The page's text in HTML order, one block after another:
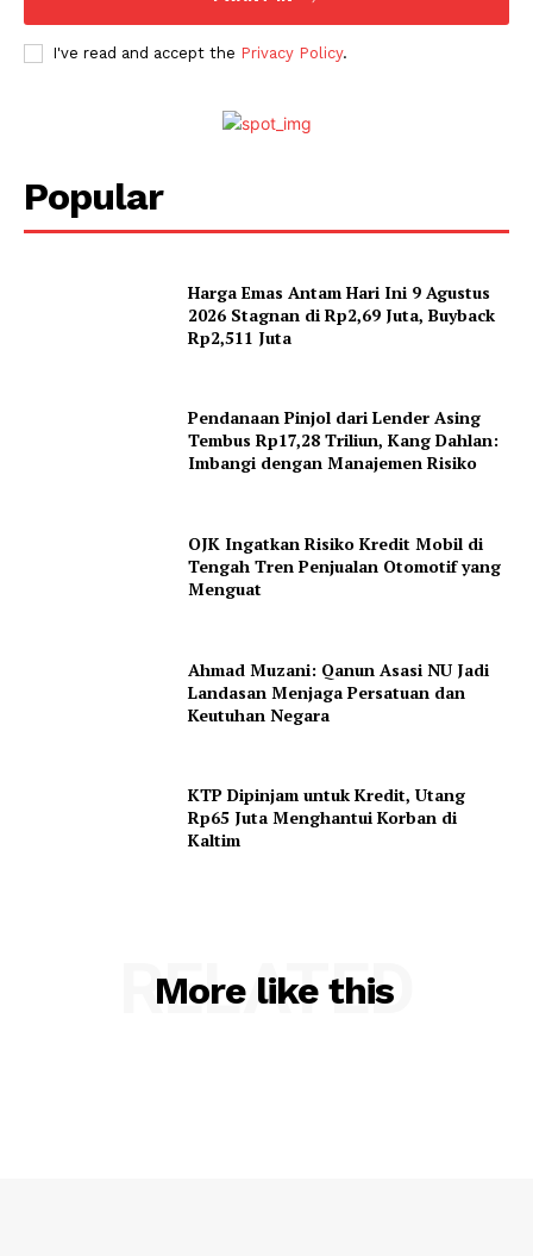
I've read and accept the Privacy Policy.
Popular
Harga Emas Antam Hari Ini 9 Agustus
2026 Stagnan di Rp2,69 Juta, Buyback
Rp2,511 Juta
Pendanaan Pinjol dari Lender Asing
Tembus Rp17,28 Triliun, Kang Dahlan:
Imbangi dengan Manajemen Risiko
OJK Ingatkan Risiko Kredit Mobil di
Tengah Tren Penjualan Otomotif yang
Menguat
Ahmad Muzani: Qanun Asasi NU Jadi
Landasan Menjaga Persatuan dan
Keutuhan Negara
KTP Dipinjam untuk Kredit, Utang
Rp65 Juta Menghantui Korban di
Kaltim
More like this
RELATED